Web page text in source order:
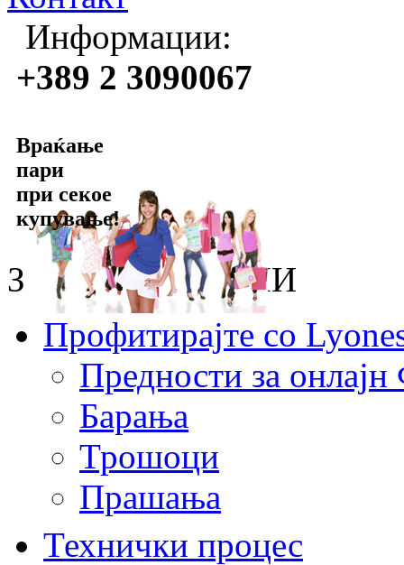
Информации:
+389 2 3090067
Враќање
пари
при секое
купување!
ЗА онлајн ФИРМИ
Профитирајте со
Предности за
Барања
Трошоци
Прашања
Технички процес